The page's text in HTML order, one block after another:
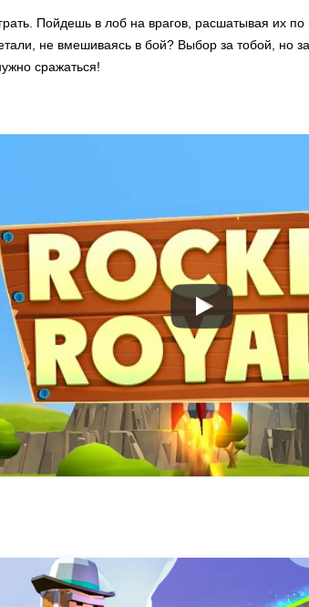
Пойдешь в лоб на врагов, расшатывая их
не вмешиваясь в бой? Выбор за тобой, но
сражаться!